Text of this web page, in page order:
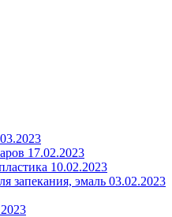
17.02.2023
10.02.2023
запекания, эмаль 03.02.2023